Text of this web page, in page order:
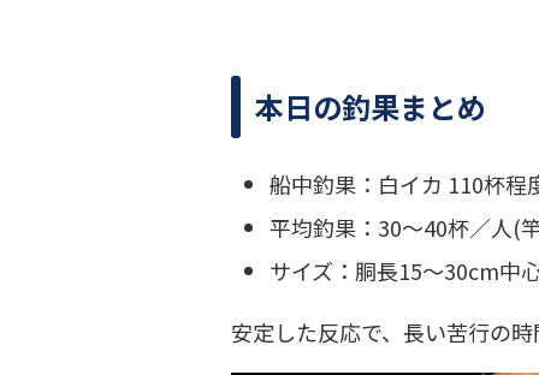
本日の釣果まとめ
船中釣果：白イカ 110杯程
平均釣果：30～40杯／人(
サイズ：胴長15〜30cm中
安定した反応で、長い苦行の